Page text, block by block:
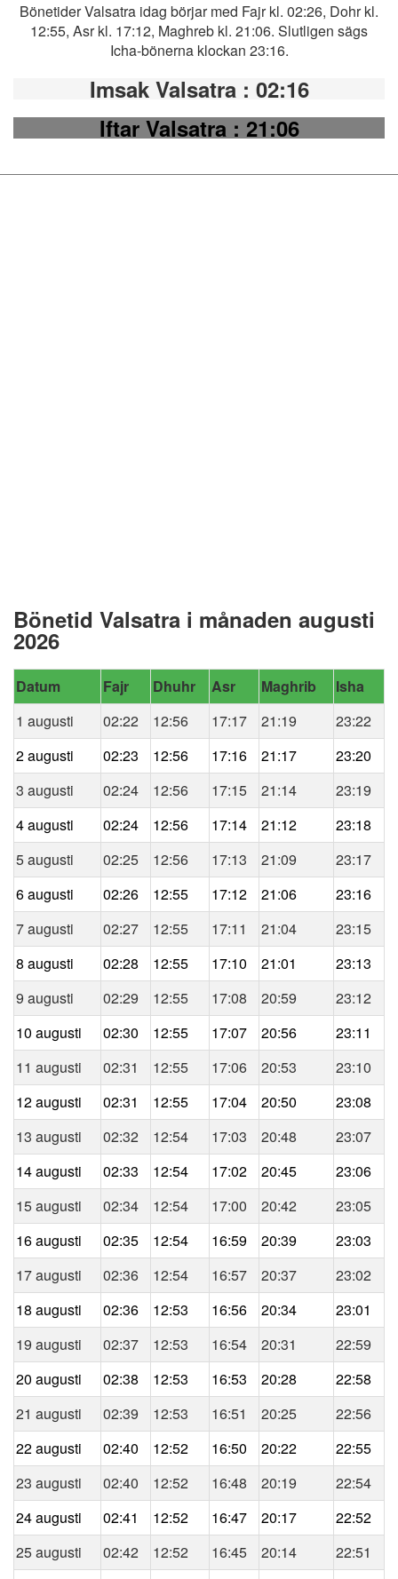
Bönetider Valsatra idag börjar med Fajr kl. 02:26, Dohr kl.
12:55, Asr kl. 17:12, Maghreb kl. 21:06. Slutligen sägs
Icha-bönerna klockan 23:16.
Imsak Valsatra : 02:16
Iftar Valsatra: 21:06
Bönetid Valsatra i månaden augusti
2026
Datum Fajr Dhuhr Asr Maghrib
Isha
1 augusti
02:22 12:56 17:17 21:19
23:22
2 augusti
02:23 12:56 17:16 21:17
23:20
3 augusti
02:24 12:56 17:15 21:14
23:19
4 augusti
02:24 12:56 17:14 21:12
23:18
5 augusti
02:25 12:56 17:13 21:09
23:17
6 augusti
02:26 12:55 17:12 21:06
23:16
7 augusti
02:27 12:55 17:11 21:04
23:15
8 augusti
02:28 12:55 17:10 21:01
23:13
9 augusti
02:29 12:55 17:08 20:59
23:12
10 augusti
02:30 12:55 17:07 20:56
23:11
11 augusti
02:31 12:55 17:06 20:53
23:10
12 augusti
02:31 12:55 17:04 20:50
23:08
13 augusti
02:32 12:54 17:03 20:48
23:07
14 augusti
02:33 12:54 17:02 20:45
23:06
15 augusti
02:34 12:54 17:00 20:42
23:05
16 augusti
02:35 12:54 16:59 20:39
23:03
17 augusti
02:36 12:54 16:57 20:37
23:02
18 augusti
02:36 12:53 16:56 20:34
23:01
19 augusti
02:37 12:53 16:54 20:31
22:59
20 augusti
02:38 12:53 16:53 20:28
22:58
21 augusti
02:39 12:53 16:51 20:25
22:56
22 augusti
02:40 12:52 16:50 20:22
22:55
23 augusti
02:40 12:52 16:48 20:19
22:54
24 augusti
02:41 12:52 16:47 20:17
22:52
25 augusti
02:42 12:52 16:45 20:14
22:51